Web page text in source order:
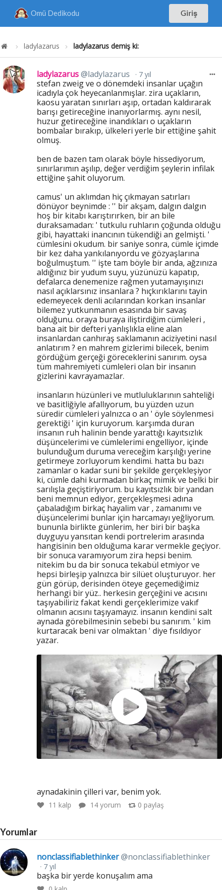
Omü Dedikodu Giriş
ladylazarus ladylazarus demiş ki:
ladylazarus@ladylazarus 7 yıl
stefan zweig ve o dönemdeki insanlar uçağın
icadıyla çok heyecanlanmışlar. zira uçakların,
kaosu yaratan sınırları aşıp, ortadan kaldırarak
barışı getireceğine inanıyorlarmış. aynı nesil,
huzur getireceğine inandıkları o uçakların
bombalar bırakıp, ülkeleri yerle bir ettiğine şahit
olmuş.
ben de bazen tam olarak böyle hissediyorum,
sınırlarımın aşılıp, değer verdiğim şeylerin infilak
ettiğine şahit oluyorum.
camus' un aklımdan hiç çıkmayan satırları
dönüyor beynimde : '' bir akşam, dalgın dalgın
hoş bir kitabı karıştırırken, bir an bile
duraksamadan: ' tutkulu ruhların çoğunda olduğu
gibi, hayattaki inancının tükendiği an gelmişti. '
cümlesini okudum. bir saniye sonra, cümle içimde
bir kez daha yankılanıyordu ve gözyaşlarına
boğulmuştum. '' işte tam böyle bir anda, ağzınıza
aldığınız bir yudum suyu, yüzünüzü kapatıp,
defalarca denemenize rağmen yutamayışınızı
nasıl açıklarsınız insanlara ? hıçkırıklarını tayin
edemeyecek denli acılarından korkan insanlar
bilemez yutkunmanın esasında bir savaş
olduğunu. oraya buraya iliştirdiğim cümleleri ,
bana ait bir defteri yanlışlıkla eline alan
insanlardan canhıraş saklamanın aciziyetini nasıl
anlatırım ? en mahrem gizlerimi bilecek, benim
gördüğüm gerçeği göreceklerini sanırım. oysa
tüm mahremiyeti cümleleri olan bir insanın
gizlerini kavrayamazlar.
insanların hüzünleri ve mutluluklarının sahteliği
ve basitliğiyle afallıyorum, bu yüzden uzun
süredir cümleleri yalnızca o an ' öyle söylenmesi
gerektiği ' için kuruyorum. karşımda duran
insanın ruh halinin bende yarattığı kayıtsızlık
düşüncelerimi ve cümlelerimi engelliyor, içinde
bulunduğum duruma vereceğim karşılığı yerine
getirmeye zorluyorum kendimi. hatta bu bazı
zamanlar o kadar suni bir şekilde gerçekleşiyor
ki, cümle dahi kurmadan birkaç mimik ve belki bir
sarılışla geçiştiriyorum. bu kayıtsızlık bir yandan
beni memnun ediyor, gerçekleşmesi adına
çabaladığım birkaç hayalim var , zamanımı ve
düşüncelerimi bunlar için harcamayı yeğliyorum.
bununla birlikte günlerim, her biri bir başka
duyguyu yansıtan kendi portrelerim arasında
hangisinin ben olduğuma karar vermekle geçiyor.
bir sonuca varamıyorum zira hepsi benim.
nitekim bu da bir sonuca tekabül etmiyor ve
hepsi birleşip yalnızca bir silüet oluşturuyor. her
gün görüp, derisinden öteye geçemediğimiz
herhangi bir yüz.. herkesin gerçeğini ve acısını
taşıyabiliriz fakat kendi gerçeklerimize vakıf
olmanın acısını taşıyamayız. insanın kendini salt
aynada görebilmesinin sebebi bu sanırım. ' kim
kurtaracak beni var olmaktan ' diye fısıldıyor
yazar.
aynadakinin çilleri var, benim yok.
11 kalp 14 yorum 0 paylaş
Yorumlar
nonclassifiablethinker@nonclassifiablethinker
7 yıl
başka bir yerde konuşalım ama